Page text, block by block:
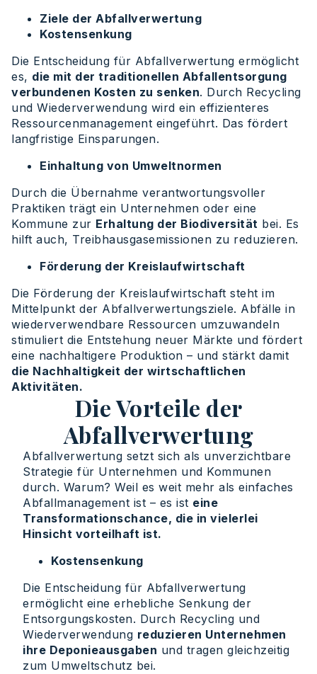
Ziele der Abfallverwertung
Kostensenkung
Die Entscheidung für Abfallverwertung ermöglicht
es, die mit der traditionellen Abfallentsorgung
verbundenen Kosten zu senken. Durch Recycling
und Wiederverwendung wird ein effizienteres
Ressourcenmanagement eingeführt. Das fördert
langfristige Einsparungen.
Einhaltung von Umweltnormen
Durch die Übernahme verantwortungsvoller
Praktiken trägt ein Unternehmen oder eine
Kommune zur Erhaltung der Biodiversität bei. Es
hilft auch, Treibhausgasemissionen zu reduzieren.
Förderung der Kreislaufwirtschaft
Die Förderung der Kreislaufwirtschaft steht im
Mittelpunkt der Abfallverwertungsziele. Abfälle in
wiederverwendbare Ressourcen umzuwandeln
stimuliert die Entstehung neuer Märkte und fördert
eine nachhaltigere Produktion – und stärkt damit
die Nachhaltigkeit der wirtschaftlichen
Aktivitäten.
Die Vorteile der
Abfallverwertung
Abfallverwertung setzt sich als unverzichtbare
Strategie für Unternehmen und Kommunen
durch. Warum? Weil es weit mehr als einfaches
Abfallmanagement ist – es ist eine
Transformationschance, die in vielerlei
Hinsicht vorteilhaft ist.
Kostensenkung
Die Entscheidung für Abfallverwertung
ermöglicht eine erhebliche Senkung der
Entsorgungskosten. Durch Recycling und
Wiederverwendung reduzieren Unternehmen
ihre Deponieausgaben und tragen gleichzeitig
zum Umweltschutz bei.